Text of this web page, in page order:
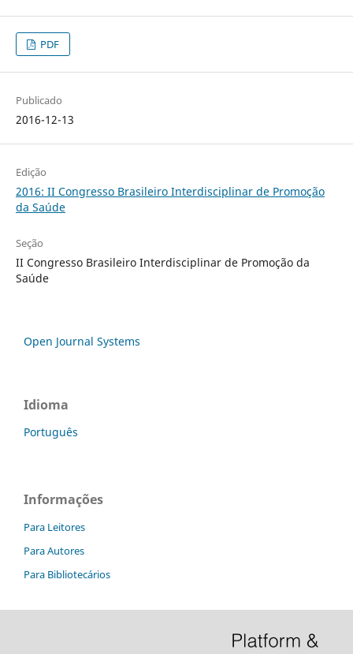
PDF
Publicado
2016-12-13
Edição
2016: II Congresso Brasileiro Interdisciplinar de Promoção
da Saúde
Seção
II Congresso Brasileiro Interdisciplinar de Promoção da
Saúde
Open Journal Systems
Idioma
Português
Informações
Para Leitores
Para Autores
Para Bibliotecários